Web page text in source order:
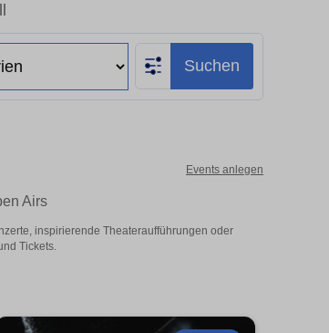
Suchen
Events anlegen
Airs
inspirierende Theateraufführungen oder
Tickets.